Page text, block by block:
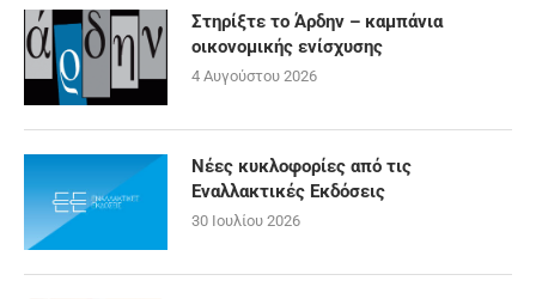
Στηρίξτε το Άρδην – καμπάνια
οικονομικής ενίσχυσης
4 Αυγούστου 2026
Νέες κυκλοφορίες από τις
Εναλλακτικές Εκδόσεις
30 Ιουλίου 2026